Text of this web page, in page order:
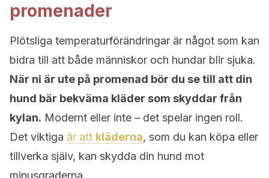
promenader
Plötsliga temperaturförändringar är något som kan
bidra till att både människor och hundar blir sjuka.
När ni är ute på promenad bör du se till att din
hund bär bekväma kläder som skyddar från
kylan. Modernt eller inte – det spelar ingen roll.
Det viktiga är att kläderna, som du kan köpa eller
tillverka själv, kan skydda din hund mot
minusgraderna.